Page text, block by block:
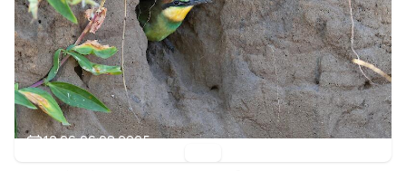
12:06 06.08.2025